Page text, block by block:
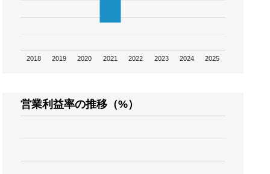
2018 2019 2020 2021 2022 2023 2024 2025
営業利益率の推移（%）